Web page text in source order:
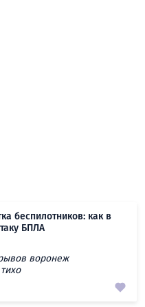
беспилотников: как в
БПЛА
воронеж